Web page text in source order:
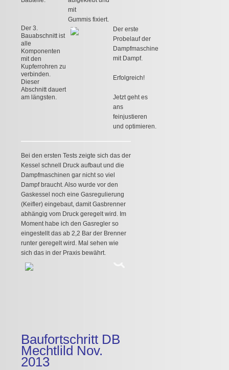
mit
Gummis fixiert.
Der 3.
Bauabschnitt ist
alle
Komponenten
mit den
Kupferrohren zu
verbinden.
Dieser
Abschnitt dauert
am längsten.
Der erste
Probelauf der
Dampfmaschine
mit Dampf.
Erfolgreich!
Jetzt geht es
ans
feinjustieren
und optimieren.
Bei den ersten Tests zeigte sich das der
Kessel schnell Druck aufbaut und die
Dampfmaschinen gar nicht so viel
Dampf braucht. Also wurde vor den
Gaskessel noch eine Gasregulierung
(Keifler) eingebaut, damit Gasbrenner
abhängig vom Druck geregelt wird. Im
Moment habe ich den Gasregler so
eingestellt das ab 2,2 Bar der Brenner
runter geregelt wird. Mal sehen wie
sich das in der Praxis bewährt.
Baufortschritt DB
Mechtlild Nov.
2013